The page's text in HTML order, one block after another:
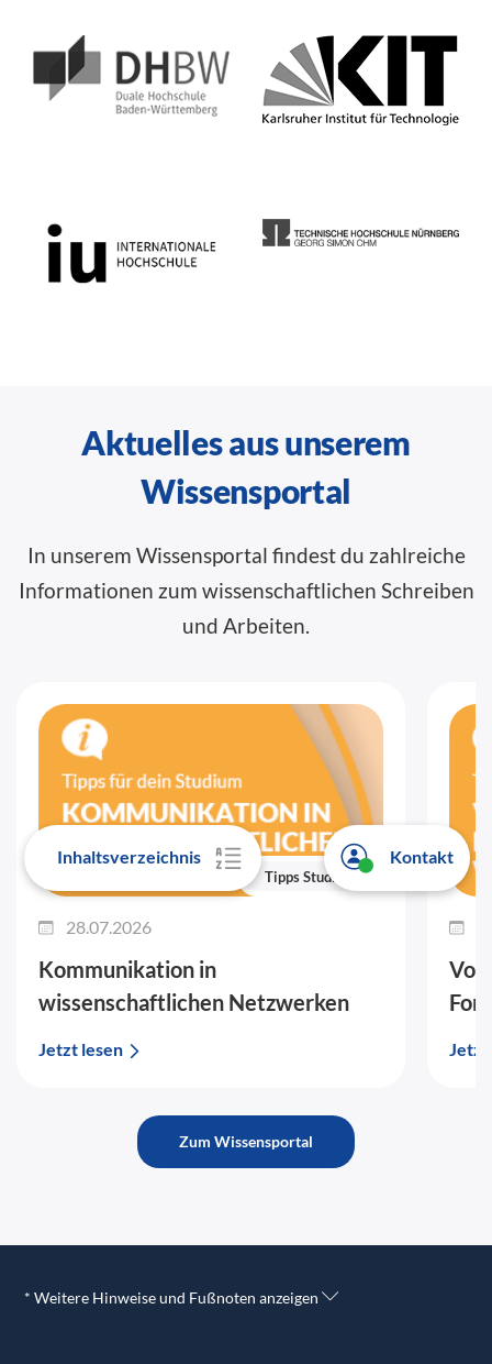
Inhaltsverzeichnis
Aktuelles aus unserem
Wissensportal
In unserem Wissensportal findest du zahlreiche
Informationen zum wissenschaftlichen Schreiben
und Arbeiten.
Tipps Studium
28.07.2026
Kommunikation in
wissenschaftlichen Netzwerken
Jetzt lesen
Zum Wissensportal
* Weitere Hinweise und Fußnoten anzeigen
Kontakt